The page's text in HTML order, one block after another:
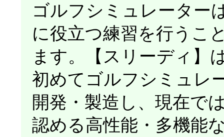
ゴルフシミュレーター
に役立つ練習を行うこ
ます。【スリーディ】
初めてゴルフシミュレ
開発・製造し、現在で
認める高性能 ・多機能